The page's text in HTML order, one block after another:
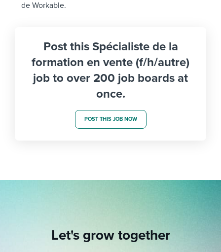
de Workable.
Post this Spécialiste de la
formation en vente (f/h/autre)
job to over 200 job boards at
once.
POST THIS JOB NOW
Let's grow together